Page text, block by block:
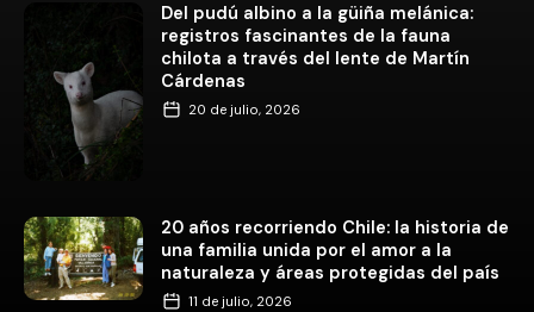
Del pudú albino a la güiña melánica:
registros fascinantes de la fauna
chilota a través del lente de Martín
Cárdenas
20 de julio, 2026
20 años recorriendo Chile: la historia de
una familia unida por el amor a la
naturaleza y áreas protegidas del país
11 de julio, 2026